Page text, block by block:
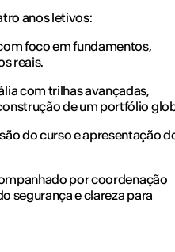
anos letivos:
foco em fundamentos,
reais.
com trilhas avançadas,
de um portfólio
do curso e apresentação
por coordenação
segurança e clareza para